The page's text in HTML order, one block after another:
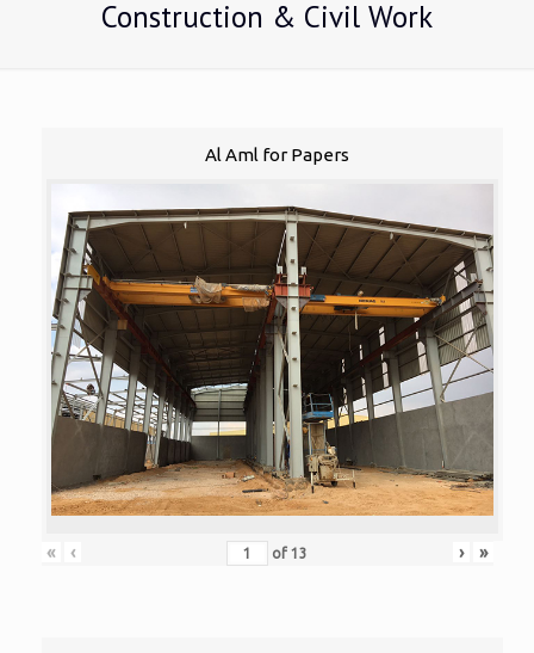
Construction & Civil Work
Al Aml for Papers
« ‹ of 13 › »